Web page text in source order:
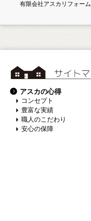
有限会社アスカリフォーム
アスカの心得
コンセプト
豊富な実績
職人のこだわり
安心の保障